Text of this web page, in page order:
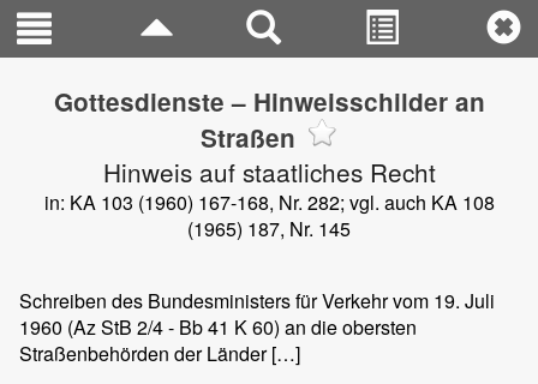
Gottesdienste – Hinweisschilder an
Straßen
Hinweis auf staatliches Recht
in: KA 103 (1960) 167-168, Nr. 282; vgl. auch KA 108
(1965) 187, Nr. 145
Schreiben des Bundesministers für Verkehr vom 19. Juli
1960 (Az StB 2/4 - Bb 41 K 60) an die obersten
Straßenbehörden der Länder […]